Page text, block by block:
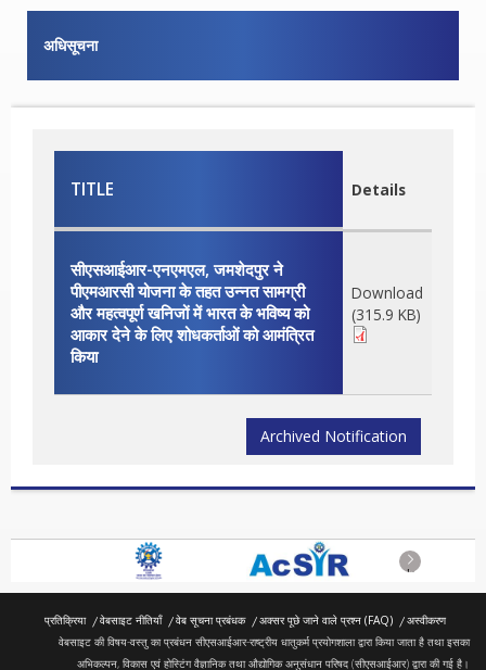
अधिसूचना
TITLE Details
सीएसआईआर-एनएमएल, जमशेदपुर ने
पीएमआरसी योजना के तहत उन्नत सामग्री
और महत्वपूर्ण खनिजों में भारत के भविष्य को
आकार देने के लिए शोधकर्ताओं को आमंत्रित
किया
Download
(315.9 KB)
Archived Notification
Next
प्रतिक्रिया वेबसाइट नीतियाँ वेब सूचना प्रबंधक अक्सर पूछे जाने वाले प्रश्न (FAQ)
अस्वीकरण
वेबसाइट की विषय-वस्तु का प्रबंधन सीएसआईआर-राष्ट्रीय धातुकर्म प्रयोगशाला द्वारा किया जाता है तथा इसका
अभिकल्पन, विकास एवं होस्टिंग वैज्ञानिक तथा औद्योगिक अनुसंधान परिषद (सीएसआईआर) द्वारा की गई है।